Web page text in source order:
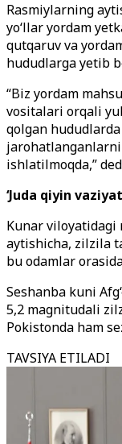
Rasmiylarning
yo‘llar yordam
qutqaruv va
hududlarga yetib
“Biz yordam
vositalari orqali
qolgan
ishlatilmoqda,”
‘Juda qiyin vaziyat
Kunar
aytishicha, zilzila
bu odamlar
Seshanba kuni
5,2 magnitudali
Pokistonda ham
TAVSIYA ETILADI